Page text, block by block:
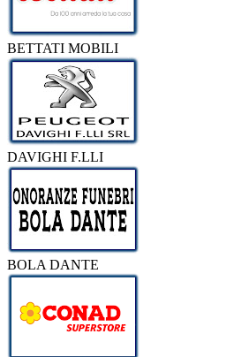
BETTATI MOBILI
DAVIGHI F.LLI
BOLA DANTE